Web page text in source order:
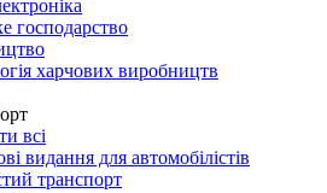
господарство
харчових виробництв
всі
видання для автомобілістів
транспорт